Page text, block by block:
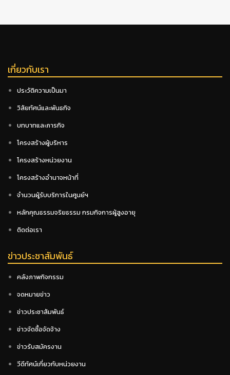
เกี่ยวกับเรา
ประวัติความเป็นมา
วิสัยทัศน์และพันธกิจ
บทบาทและภารกิจ
โครงสร้างผู้บริหาร
โครงสร้างหน่วยงาน
โครงสร้างอำนาจหน้าที่
จำนวนผู้รับบริการในศูนย์ฯ
หลักคุณธรรมจริยธรรม กรมกิจการผู้สูงอายุ
ติดต่อเรา
ข่าวประชาสัมพันธ์
คลังภาพกิจกรรม
จดหมายข่าว
ข่าวประชาสัมพันธ์
ข่าวจัดซื้อจัดจ้าง
ข่าวรับสมัครงาน
วีดีทัศน์เกี่ยวกับหน่วยงาน